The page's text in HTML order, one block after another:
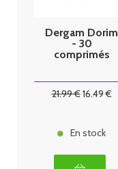
Dergam Dorim
- 30
comprimés
21.99€16.49€
En stock